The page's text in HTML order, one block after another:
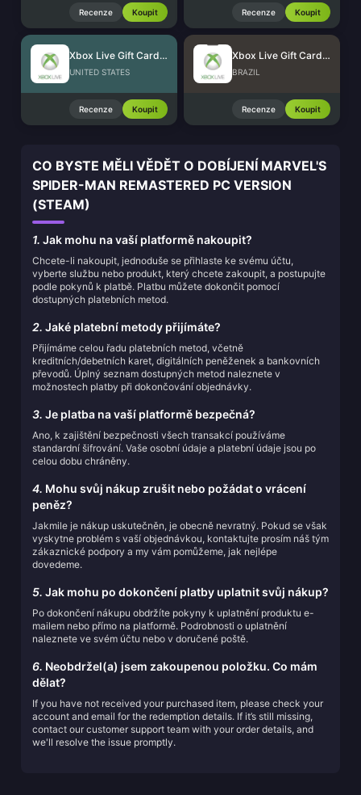
Recenze Koupit Recenze Koupit
Xbox Live Gift Card (US)
UNITED STATES
Recenze Koupit
Xbox Live Gift Card (BR)
BRAZIL
Recenze Koupit
CO BYSTE MĚLI VĚDĚT O DOBÍJENÍ MARVEL'S
SPIDER-MAN REMASTERED PC VERSION
(STEAM)
1. Jak mohu na vaší platformě nakoupit?
Chcete-li nakoupit, jednoduše se přihlaste ke svému účtu,
vyberte službu nebo produkt, který chcete zakoupit, a postupujte
podle pokynů k platbě. Platbu můžete dokončit pomocí
dostupných platebních metod.
2. Jaké platební metody přijímáte?
Přijímáme celou řadu platebních metod, včetně
kreditních/debetních karet, digitálních peněženek a bankovních
převodů. Úplný seznam dostupných metod naleznete v
možnostech platby při dokončování objednávky.
3. Je platba na vaší platformě bezpečná?
Ano, k zajištění bezpečnosti všech transakcí používáme
standardní šifrování. Vaše osobní údaje a platební údaje jsou po
celou dobu chráněny.
4. Mohu svůj nákup zrušit nebo požádat o vrácení
peněz?
Jakmile je nákup uskutečněn, je obecně nevratný. Pokud se však
vyskytne problém s vaší objednávkou, kontaktujte prosím náš tým
zákaznické podpory a my vám pomůžeme, jak nejlépe
dovedeme.
5. Jak mohu po dokončení platby uplatnit svůj nákup?
Po dokončení nákupu obdržíte pokyny k uplatnění produktu e-
mailem nebo přímo na platformě. Podrobnosti o uplatnění
naleznete ve svém účtu nebo v doručené poště.
6. Neobdržel(a) jsem zakoupenou položku. Co mám
dělat?
If you have not received your purchased item, please check your
account and email for the redemption details. If it’s still missing,
contact our customer support team with your order details, and
we'll resolve the issue promptly.